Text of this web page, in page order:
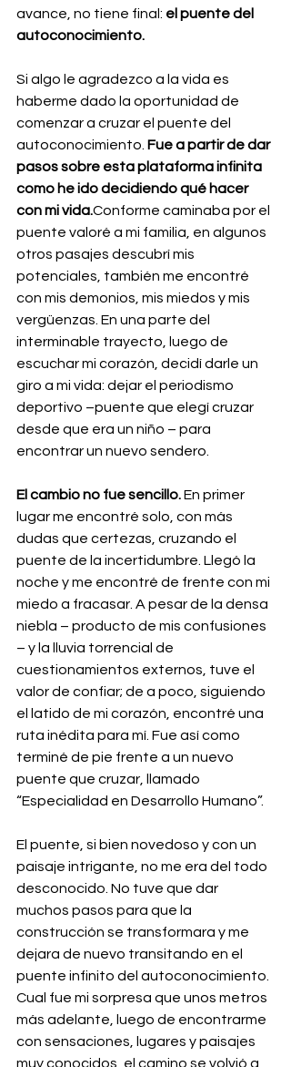
avance, no tiene final: el puente del
autoconocimiento.
Si algo le agradezco a la vida es
haberme dado la oportunidad de
comenzar a cruzar el puente del
autoconocimiento. Fue a partir de dar
pasos sobre esta plataforma infinita
como he ido decidiendo qué hacer
con mi vida.Conforme caminaba por el
puente valoré a mi familia, en algunos
otros pasajes descubrí mis
potenciales, también me encontré
con mis demonios, mis miedos y mis
vergüenzas. En una parte del
interminable trayecto, luego de
escuchar mi corazón, decidí darle un
giro a mi vida: dejar el periodismo
deportivo –puente que elegí cruzar
desde que era un niño – para
encontrar un nuevo sendero.
El cambio no fue sencillo. En primer
lugar me encontré solo, con más
dudas que certezas, cruzando el
puente de la incertidumbre. Llegó la
noche y me encontré de frente con mi
miedo a fracasar. A pesar de la densa
niebla – producto de mis confusiones
– y la lluvia torrencial de
cuestionamientos externos, tuve el
valor de confiar; de a poco, siguiendo
el latido de mi corazón, encontré una
ruta inédita para mí. Fue así como
terminé de pie frente a un nuevo
puente que cruzar, llamado
“Especialidad en Desarrollo Humano”.
El puente, si bien novedoso y con un
paisaje intrigante, no me era del todo
desconocido. No tuve que dar
muchos pasos para que la
construcción se transformara y me
dejara de nuevo transitando en el
puente infinito del autoconocimiento.
Cual fue mi sorpresa que unos metros
más adelante, luego de encontrarme
con sensaciones, lugares y paisajes
muy conocidos, el camino se volvió a